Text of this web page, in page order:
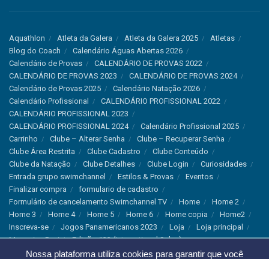
Nossa plataforma utiliza cookies para garantir que você
Aquathlon Atleta da Galera Atleta da Galera 2025
Atletas
Blog do Coach
Calendário Águas Abertas 2026
Calendário de Provas
CALENDÁRIO DE PROVAS 2022
CALENDÁRIO DE PROVAS 2023
CALENDÁRIO DE PROVAS 2024
Calendário de Provas 2025
Calendário Natação 2026
Calendário Profissional
CALENDÁRIO PROFISSIONAL 2022
CALENDÁRIO PROFISSIONAL 2023
CALENDÁRIO PROFISSIONAL 2024
Calendário Profissional 2025
Carrinho
Clube – Alterar Senha
Clube – Recuperar Senha
Clube Área Restrita
Clube Cadastro
Clube Conteúdo
Clube da Natação
Clube Detalhes Clube Login
Curiosidades
Entrada grupo swimchannel
Estilos & Provas
Eventos
Finalizar compra
formulario de cadastro
Formulário de cancelamento Swimchannel TV
Home
Home 2
Home 3
Home 4 Home 5 Home 6 Home copia
Home2
Inscreva-se
Jogos Panamericanos 2023 Loja
Loja principal
Magazine Revista Edição #33 (International Sales)
Magazine Swimchannel (International Sale)
Marcas